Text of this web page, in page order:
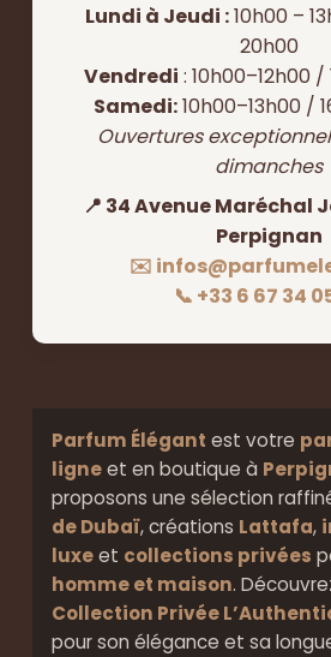
Lundi à Jeudi :10h00 –
20h00
Vendredi : 10h00–12h00
Samedi:10h00–13h00 /
Ouvertures
dimanches
📍 34 Avenue Maréchal
Perpignan
✉️
📞 +33 6 67 34
Parfum Élégant est votre
ligneet en boutique à
proposons une sélection
de Dubaï, créations Lattafa,
luxeet collections privées
homme et maison.
Collection Privée
pour son élégance et sa